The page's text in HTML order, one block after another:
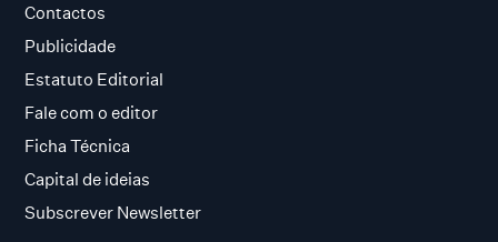
Contactos
Publicidade
Estatuto Editorial
Fale com o editor
Ficha Técnica
Capital de ideias
Subscrever Newsletter